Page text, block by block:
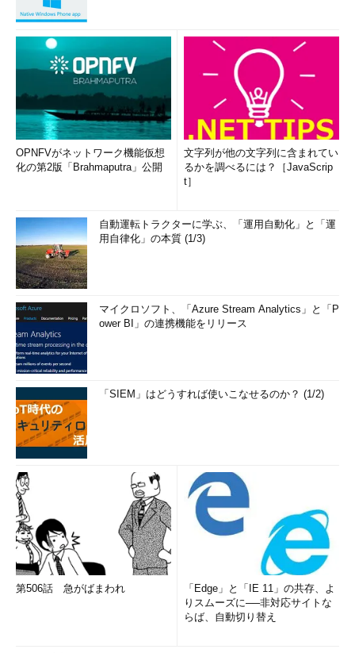
OPNFVがネットワーク機能仮想
化の第2版「Brahmaputra」公開
文字列が他の文字列に含まれてい
るかを調べるには？［JavaScrip
t］
自動運転トラクターに学ぶ、「運用自動化」と「運
用自律化」の本質 (1/3)
マイクロソフト、「Azure Stream Analytics」と「P
ower BI」の連携機能をリリース
「SIEM」はどうすれば使いこなせるのか？ (1/2)
第506話 急がばまわれ
「Edge」と「IE 11」の共存、よ
りスムーズに──非対応サイトな
らば、自動切り替え